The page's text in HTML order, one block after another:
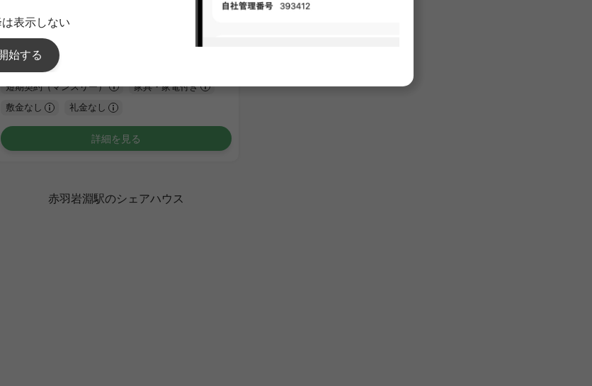
オークハウス赤羽
¥58,000 - ¥66,000
7.40㎡〜 / 2階建て /
短期契約（マンスリー）
家具・家電付き
敷金なし
礼金なし
詳細を見る
赤羽岩淵駅のシェアハウス